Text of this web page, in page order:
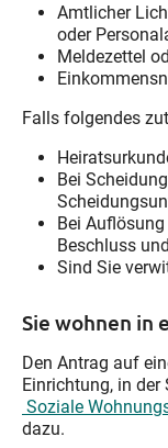
Amtlicher
oder
Meldezettel
Falls folgendes
Bei
Bei
Beschluss
Sind Sie
Sie wohnen in
Den Antrag auf
Einrichtung, in der
Soziale
dazu.